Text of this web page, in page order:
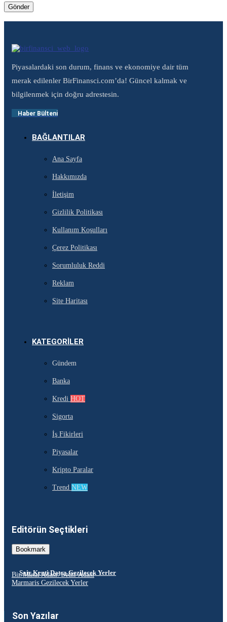
Piyasalardaki son durum, finans ve ekonomiye dair tüm
merak edilenler BirFinansci.com’da! Güncel kalmak ve
bilgilenmek için doğru adrestesin.
Haber Bülteni
BAĞLANTILAR
Ana Sayfa
Hakkımızda
İletişim
Gizlilik Politikası
Kullanım Koşulları
Çerez Politikası
Sorumluluk Reddi
Reklam
Site Haritası
KATEGORILER
Gündem
Banka
Kredi HOT
Sigorta
İş Fikirleri
Piyasalar
Kripto Paralar
Trend NEW
Editörün Seçtikleri
Bookmark
Şair Kenti Datça Gezilecek Yerler
Bir Masal Adası: Sedir Adası
Marmaris Gezilecek Yerler
Son Yazılar